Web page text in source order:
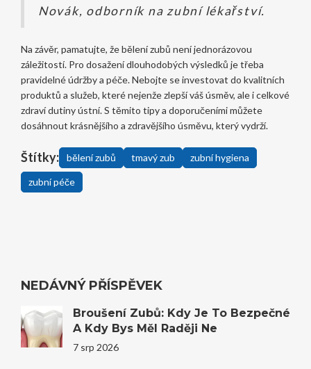
Novák, odborník na zubní lékařství.
Na závěr, pamatujte, že bělení zubů není jednorázovou
záležitostí. Pro dosažení dlouhodobých výsledků je třeba
pravidelné údržby a péče. Nebojte se investovat do kvalitních
produktů a služeb, které nejenže zlepší váš úsměv, ale i celkové
zdraví dutiny ústní. S těmito tipy a doporučeními můžete
dosáhnout krásnějšího a zdravějšího úsměvu, který vydrží.
Štítky: bělení zubů tmavý zub zubní hygiena
zubní péče
NEDÁVNÝ PŘÍSPĚVEK
Broušení Zubů: Kdy Je To Bezpečné
A Kdy Bys Měl Raději Ne
7 srp 2026